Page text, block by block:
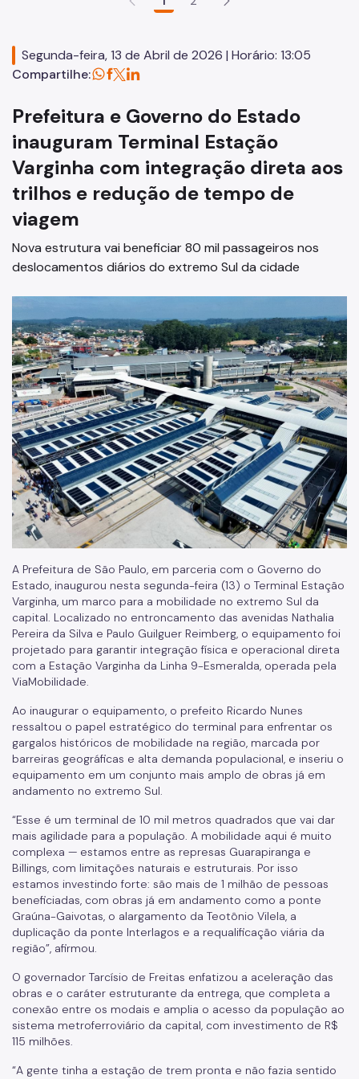
Quadro de Serviços
SPTrans
CET
Mobilidade Urbana e Transporte
Acesso à Proteção de Dados Pessoais
Autorizações Especiais
Cartão Estacionamento (Idoso)
Cartão de Estacionamento (DeFis)
Carga a Frete
Cargas Superdimensionadas
Isenção de Rodízio
Transporte de Carga
Transporte de Fretamento
Transporte de Produtos Perigosos
Vias Públicas (Eventos, Obras)
Serviços
Atende+
Bilhete Único
Itinerários do Ônibus
DAMSP - Departamento de Transportes Públicos (DTP)
Formulários DTP
Certidão de Diretrizes
Licitações
Notificações e Multas
Acompanhe seu processo
Como se defender
Indicação de condutor
Trocar Notificação por Advertência
Notas de Coleta de Postagem de Notificações
FMDT
Saiba como é
Segunda-feira, 13 de Abril de 2026 | Horário: 13:05
Compartilhe:
Prefeitura e Governo do Estado
inauguram Terminal Estação
Varginha com integração direta aos
trilhos e redução de tempo de
viagem
Nova estrutura vai beneficiar 80 mil passageiros nos
deslocamentos diários do extremo Sul da cidade
A Prefeitura de São Paulo, em parceria com o Governo do
Estado, inaugurou nesta segunda-feira (13) o Terminal Estação
Varginha, um marco para a mobilidade no extremo Sul da
capital. Localizado no entroncamento das avenidas Nathalia
Pereira da Silva e Paulo Guilguer Reimberg, o equipamento foi
projetado para garantir integração física e operacional direta
com a Estação Varginha da Linha 9-Esmeralda, operada pela
ViaMobilidade.
Ao inaugurar o equipamento, o prefeito Ricardo Nunes
ressaltou o papel estratégico do terminal para enfrentar os
gargalos históricos de mobilidade na região, marcada por
barreiras geográficas e alta demanda populacional, e inseriu o
equipamento em um conjunto mais amplo de obras já em
andamento no extremo Sul.
“Esse é um terminal de 10 mil metros quadrados que vai dar
mais agilidade para a população. A mobilidade aqui é muito
complexa — estamos entre as represas Guarapiranga e
Billings, com limitações naturais e estruturais. Por isso
estamos investindo forte: são mais de 1 milhão de pessoas
beneficiadas, com obras já em andamento como a ponte
Graúna-Gaivotas, o alargamento da Teotônio Vilela, a
duplicação da ponte Interlagos e a requalificação viária da
região”, afirmou.
O governador Tarcísio de Freitas enfatizou a aceleração das
obras e o caráter estruturante da entrega, que completa a
conexão entre os modais e amplia o acesso da população ao
sistema metroferroviário da capital, com investimento de R$
115 milhões.
“A gente tinha a estação de trem pronta e não fazia sentido